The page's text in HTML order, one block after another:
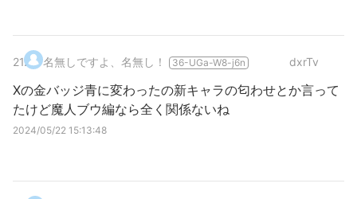
21. 名無しですよ、名無し！ 36-UGa-W8-j6n dxrTv
Xの金バッジ青に変わったの新キャラの匂わせとか言って
たけど魔人ブウ編なら全く関係ないね
2024/05/22 15:13:48